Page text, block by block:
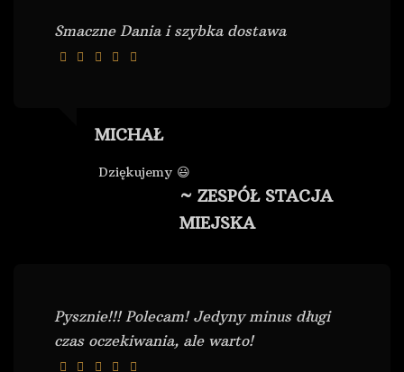
Smaczne Dania i szybka dostawa
MICHAŁ
Dziękujemy 😃
~ ZESPÓŁ STACJA
MIEJSKA
Pysznie!!! Polecam! Jedyny minus długi
czas oczekiwania, ale warto!